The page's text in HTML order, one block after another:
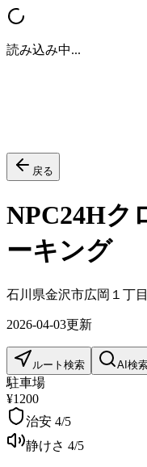
読み込み中...
戻る
NPC24Hク
ーキング
石川県金沢市広岡１丁目
2026-04-03更新
ルート検索 AI検
駐車場
¥1200
治安 4/5
静けさ 4/5